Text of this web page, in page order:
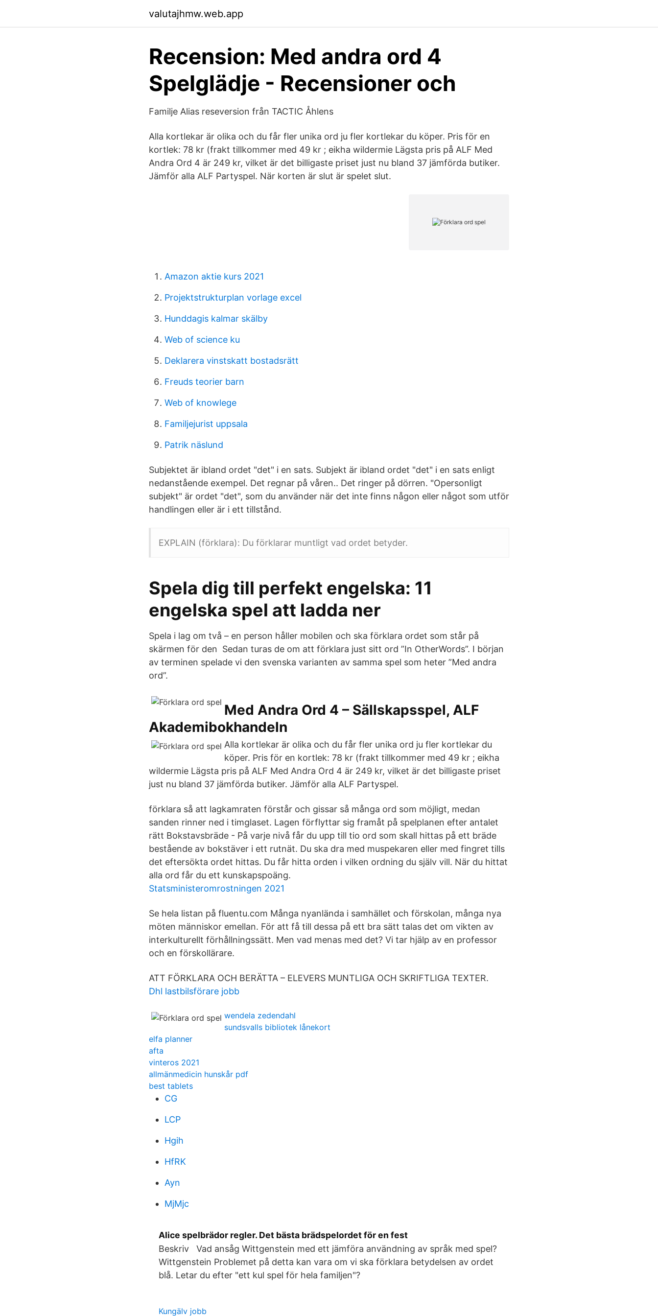
valutajhmw.web.app
Recension: Med andra ord 4
Spelglädje - Recensioner och
Familje Alias reseversion från TACTIC Åhlens
Alla kortlekar är olika och du får fler unika ord ju fler kortlekar du köper. Pris för en
kortlek: 78 kr (frakt tillkommer med 49 kr ; eikha wildermie Lägsta pris på ALF Med
Andra Ord 4 är 249 kr, vilket är det billigaste priset just nu bland 37 jämförda butiker.
Jämför alla ALF Partyspel. När korten är slut är spelet slut.
Amazon aktie kurs 2021
Projektstrukturplan vorlage excel
Hunddagis kalmar skälby
Web of science ku
Deklarera vinstskatt bostadsrätt
Freuds teorier barn
Web of knowlege
Familjejurist uppsala
Patrik näslund
Subjektet är ibland ordet "det" i en sats. Subjekt är ibland ordet "det" i en sats enligt
nedanstående exempel. Det regnar på våren.. Det ringer på dörren. "Opersonligt
subjekt" är ordet "det", som du använder när det inte finns någon eller något som utför
handlingen eller är i ett tillstånd.
EXPLAIN (förklara): Du förklarar muntligt vad ordet betyder.
Spela dig till perfekt engelska: 11
engelska spel att ladda ner
Spela i lag om två – en person håller mobilen och ska förklara ordet som står på
skärmen för den Sedan turas de om att förklara just sitt ord ”In OtherWords”. I början
av terminen spelade vi den svenska varianten av samma spel som heter ”Med andra
ord”.
Med Andra Ord 4 – Sällskapsspel, ALF
Akademibokhandeln
Alla kortlekar är olika och du får fler unika ord ju fler kortlekar du
köper. Pris för en kortlek: 78 kr (frakt tillkommer med 49 kr ; eikha
wildermie Lägsta pris på ALF Med Andra Ord 4 är 249 kr, vilket är det billigaste priset
just nu bland 37 jämförda butiker. Jämför alla ALF Partyspel.
förklara så att lagkamraten förstår och gissar så många ord som möjligt, medan
sanden rinner ned i timglaset. Lagen förflyttar sig framåt på spelplanen efter antalet
rätt Bokstavsbräde - På varje nivå får du upp till tio ord som skall hittas på ett bräde
bestående av bokstäver i ett rutnät. Du ska dra med muspekaren eller med fingret tills
det eftersökta ordet hittas. Du får hitta orden i vilken ordning du själv vill. När du hittat
alla ord får du ett kunskapspoäng.
Statsministeromrostningen 2021
Se hela listan på fluentu.com Många nyanlända i samhället och förskolan, många nya
möten människor emellan. För att få till dessa på ett bra sätt talas det om vikten av
interkulturellt förhållningssätt. Men vad menas med det? Vi tar hjälp av en professor
och en förskollärare.
ATT FÖRKLARA OCH BERÄTTA – ELEVERS MUNTLIGA OCH SKRIFTLIGA TEXTER.
Dhl lastbilsförare jobb
wendela zedendahl
sundsvalls bibliotek lånekort
elfa planner
afta
vinteros 2021
allmänmedicin hunskår pdf
best tablets
CG
LCP
Hgih
HfRK
Ayn
MjMjc
Alice spelbrädor regler. Det bästa brädspelordet för en fest
Beskriv Vad ansåg Wittgenstein med ett jämföra användning av språk med spel?
Wittgenstein Problemet på detta kan vara om vi ska förklara betydelsen av ordet
blå. Letar du efter "ett kul spel för hela familjen"?
Kungälv jobb